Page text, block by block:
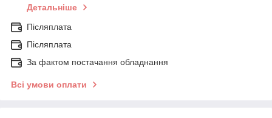
Детальніше
Післяплата
Післяплата
За фактом постачання обладнання
Всі умови оплати